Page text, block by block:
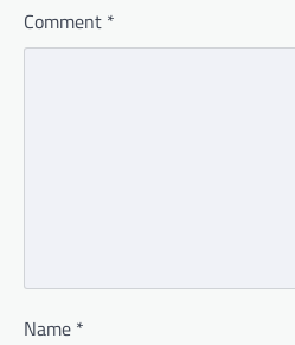
Comment *
Name *